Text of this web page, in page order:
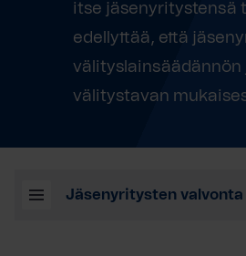
itse jäsenyritystensä
edellyttää, että
välityslainsäädännön
välitystavan
Jäsenyritysten valvonta